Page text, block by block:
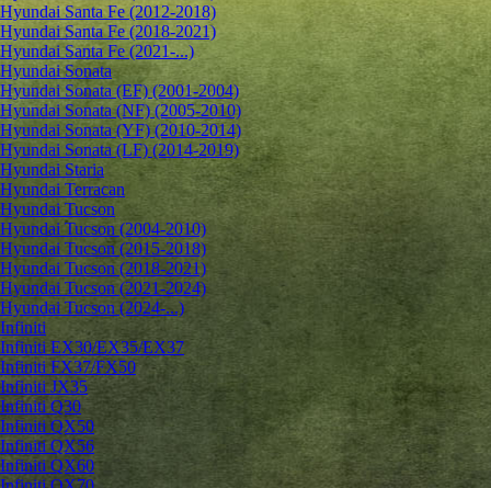
Hyundai Santa Fe (2012-2018)
Hyundai Santa Fe (2018-2021)
Hyundai Santa Fe (2021-...)
Hyundai Sonata
Hyundai Sonata (EF) (2001-2004)
Hyundai Sonata (NF) (2005-2010)
Hyundai Sonata (YF) (2010-2014)
Hyundai Sonata (LF) (2014-2019)
Hyundai Staria
Hyundai Terracan
Hyundai Tucson
Hyundai Tucson (2004-2010)
Hyundai Tucson (2015-2018)
Hyundai Tucson (2018-2021)
Hyundai Tucson (2021-2024)
Hyundai Tucson (2024-...)
Infiniti
Infiniti EX30/EX35/EX37
Infiniti FX37/FX50
Infiniti JX35
Infiniti Q30
Infiniti QX50
Infiniti QX56
Infiniti QX60